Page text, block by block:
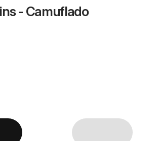
- Camuflado